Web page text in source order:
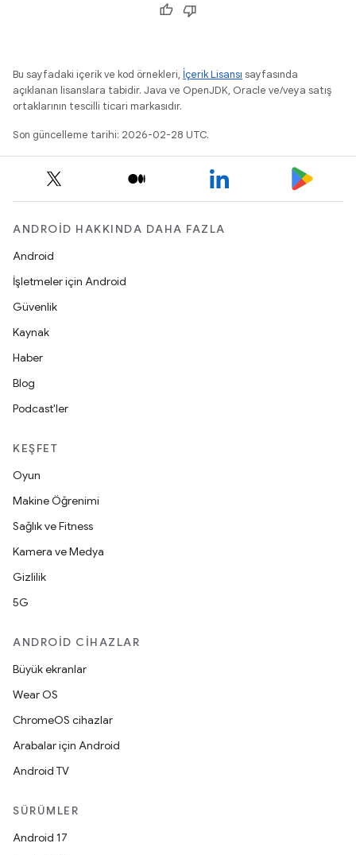
Bu sayfadaki içerik ve kod örnekleri, İçerik Lisansı sayfasında
açıklanan lisanslara tabidir. Java ve OpenJDK, Oracle ve/veya satış
ortaklarının tescilli ticari markasıdır.
Son güncelleme tarihi: 2026-02-28 UTC.
ANDROID HAKKINDA DAHA FAZLA
Android
İşletmeler için Android
Güvenlik
Kaynak
Haber
Blog
Podcast'ler
KEŞFET
Oyun
Makine Öğrenimi
Sağlık ve Fitness
Kamera ve Medya
Gizlilik
5G
ANDROID CIHAZLAR
Büyük ekranlar
Wear OS
ChromeOS cihazlar
Arabalar için Android
Android TV
SÜRÜMLER
Android 17